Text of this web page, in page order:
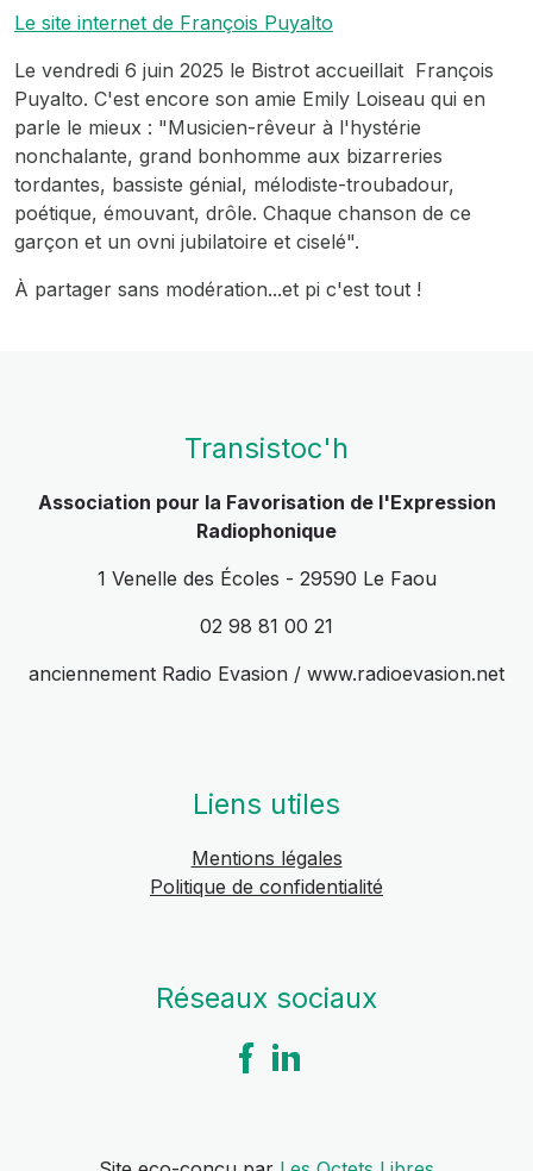
Le site internet de François Puyalto
Le vendredi 6 juin 2025 le Bistrot accueillait François
Puyalto. C'est encore son amie Emily Loiseau qui en
parle le mieux : "Musicien-rêveur à l'hystérie
nonchalante, grand bonhomme aux bizarreries
tordantes, bassiste génial, mélodiste-troubadour,
poétique, émouvant, drôle. Chaque chanson de ce
garçon et un ovni jubilatoire et ciselé".
À partager sans modération...et pi c'est tout !
Transistoc'h
Association pour la Favorisation de l'Expression
Radiophonique
1 Venelle des Écoles - 29590 Le Faou
02 98 81 00 21
anciennement Radio Evasion / www.radioevasion.net
Liens utiles
Mentions légales
Politique de confidentialité
Réseaux sociaux